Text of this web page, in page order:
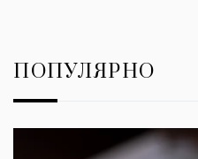
ПОПУЛЯРНО